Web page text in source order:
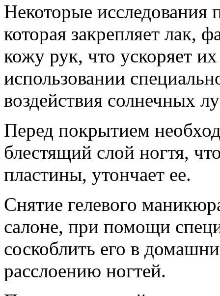
Некоторые
которая закрепляет лак,
кожу рук, что ускоряет
использовании
воздействия солнечных
Перед покрытием
блестящий слой ногтя,
пластины, утончает ее.
Снятие гелевого
салоне, при помощи
соскоблить его в
расслоению ногтей.